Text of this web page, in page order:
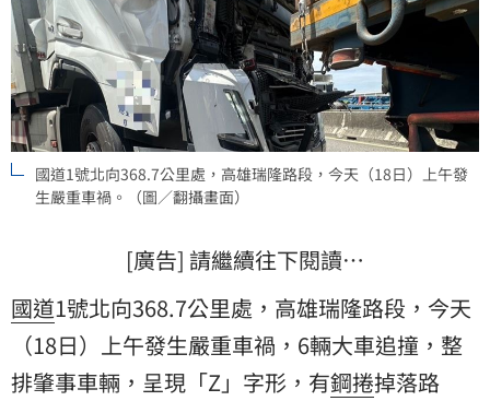
國道1號北向368.7公里處，高雄瑞隆路段，今天（18日）上午發
生嚴重車禍。（圖／翻攝畫面）
[廣告] 請繼續往下閱讀…
國道1號北向368.7公里處，高雄瑞隆路段，今天
（18日）上午發生嚴重車禍，6輛大車追撞，整
排肇事車輛，呈現「Z」字形，有鋼捲掉落路